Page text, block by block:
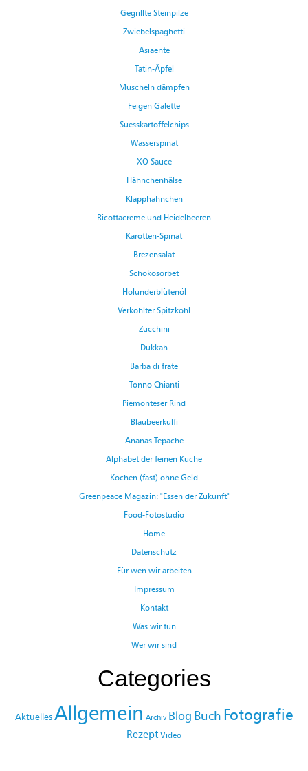
Gegrillte Steinpilze
Zwiebelspaghetti
Asiaente
Tatin-Äpfel
Muscheln dämpfen
Feigen Galette
Suesskartoffelchips
Wasserspinat
XO Sauce
Hähnchenhälse
Klapphähnchen
Ricottacreme und Heidelbeeren
Karotten-Spinat
Brezensalat
Schokosorbet
Holunderblütenöl
Verkohlter Spitzkohl
Zucchini
Dukkah
Barba di frate
Tonno Chianti
Piemonteser Rind
Blaubeerkulfi
Ananas Tepache
Alphabet der feinen Küche
Kochen (fast) ohne Geld
Greenpeace Magazin: "Essen der Zukunft"
Food-Fotostudio
Home
Datenschutz
Für wen wir arbeiten
Impressum
Kontakt
Was wir tun
Wer wir sind
Categories
Aktuelles Allgemein Archiv Blog Buch Fotografie
Rezept Video